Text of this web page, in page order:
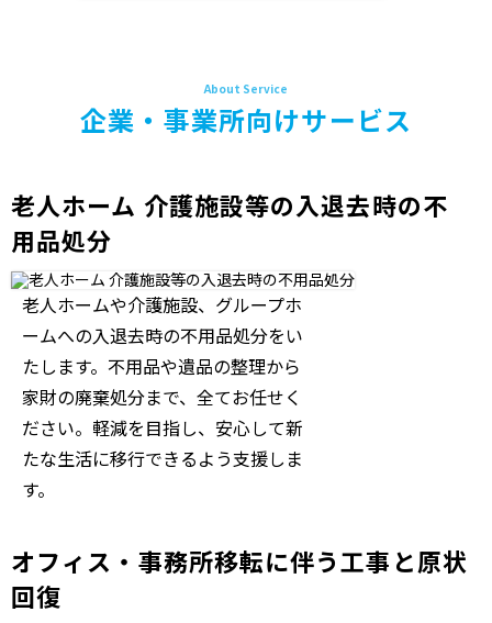
企業・事業所向けサービス
老人ホーム 介護施設等の入退去時の不
用品処分
老人ホームや介護施設、グループホ
ームへの入退去時の不用品処分をい
たします。不用品や遺品の整理から
家財の廃棄処分まで、全てお任せく
ださい。軽減を目指し、安心して新
たな生活に移行できるよう支援しま
す。
オフィス・事務所移転に伴う工事と原状
回復